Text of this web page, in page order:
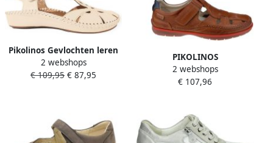
Pikolinos Gevlochten leren
sandaal met gewatteerde
binnenzool White Dames
2 webshops
€ 109,95 € 87,95
PIKOLINOS
Klittenbandschoenen
Marbella Bakker sandalen
2 webshops
€ 107,96